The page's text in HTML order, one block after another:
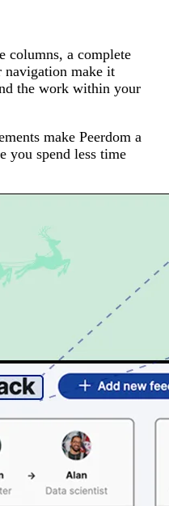
columns, a complete
navigation make it
the work within your
make Peerdom a
you spend less time